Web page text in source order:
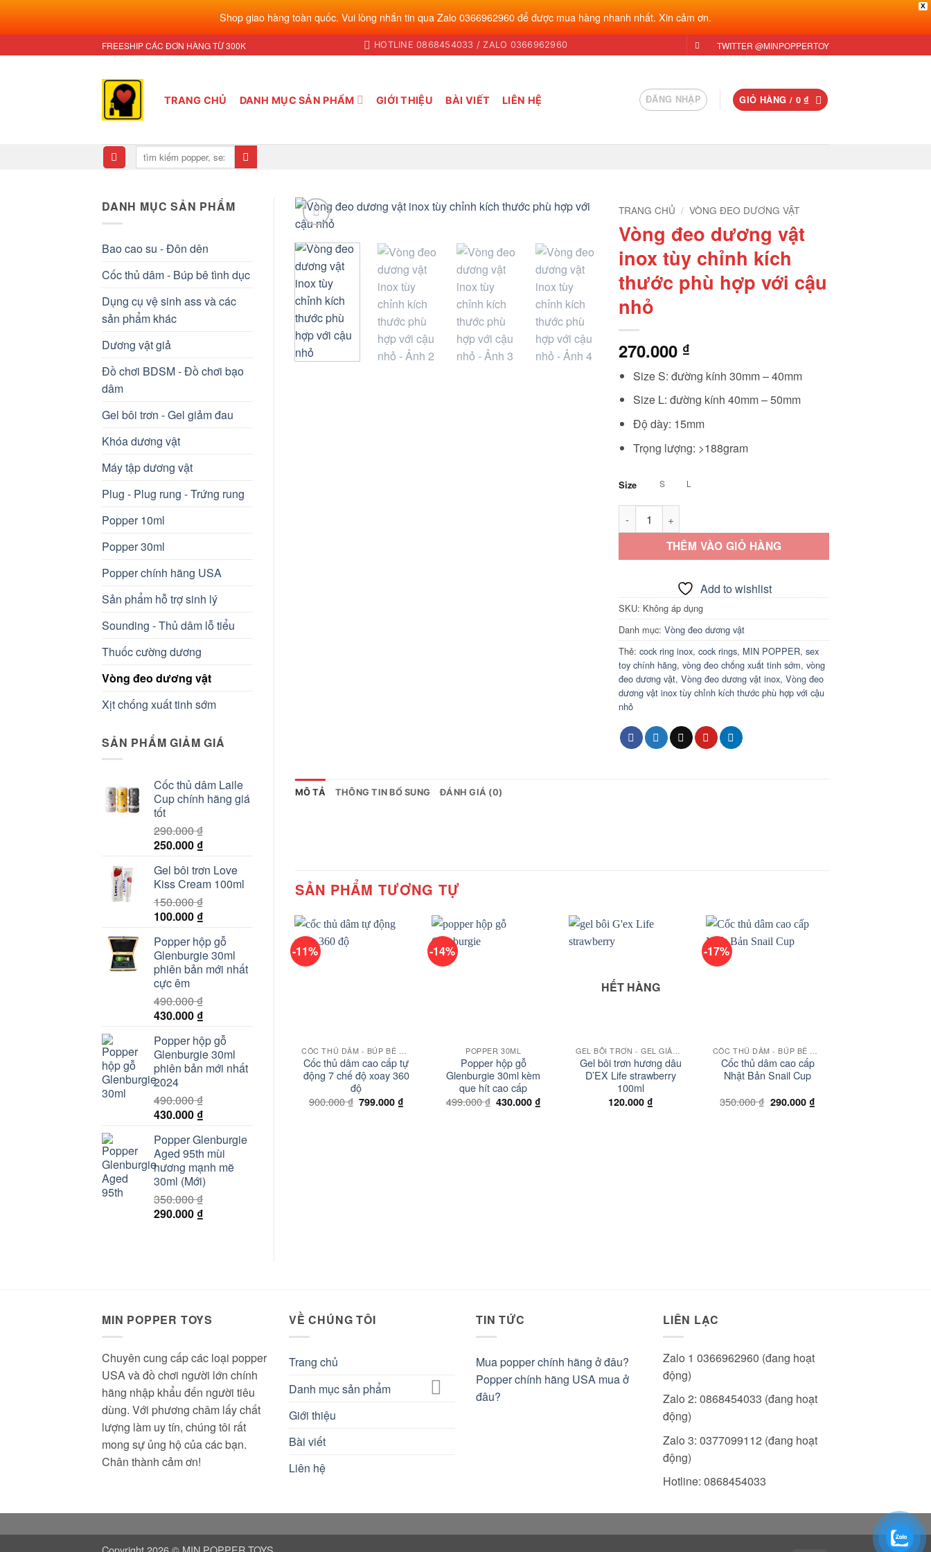
X
Shop giao hàng toàn quốc. Vui lòng nhắn tin qua Zalo 0366962960 để được mua hàng nhanh nhất. Xin cảm ơn.
qua
FREESHIP CÁC ĐƠN HÀNG TỪ 300K HOTLINE 0868454033 / ZALO 0366962960 TWITTER @MINPOPPERTOY
TRANG CHỦ DANH MỤC SẢN PHẨM GIỚI THIỆU BÀI VIẾT LIÊN HỆ ĐĂNG NHẬP GIỎ HÀNG / 0₫
Tìm
kiếm:
DANH MỤC SẢN PHẨM
Bao cao su - Đôn dên
Cốc thủ dâm - Búp bê tình dục
Dụng cụ vệ sinh ass và các
sản phẩm khác
Dương vật giả
Đồ chơi BDSM - Đồ chơi bạo
dâm
Gel bôi trơn - Gel giảm đau
Khóa dương vật
Máy tập dương vật
Plug - Plug rung - Trứng rung
Popper 10ml
Popper 30ml
Popper chính hãng USA
Sản phẩm hỗ trợ sinh lý
Sounding - Thủ dâm lỗ tiểu
Thuốc cường dương
Vòng đeo dương vật
Xịt chống xuất tinh sớm
SẢN PHẨM GIẢM GIÁ
Cốc thủ dâm Laile
Cup chính hãng giá
tốt
290.000₫
Giá
là:
290.000 ₫.
250.000 ₫
tại
là:
Gel bôi trơn Love
Kiss Cream 100ml
150.000₫
Giá
là:
150.000 ₫.
100.000 ₫
tại
là:
100.000 ₫.
Popper hộp gỗ
Glenburgie 30ml
phiên bản mới nhất
cực êm
490.000₫
Giá
là:
490.000 ₫.
430.000 ₫
tại
là:
430.000 ₫.
Popper hộp gỗ
Glenburgie 30ml
phiên bản mới nhất
2024
490.000₫
Giá
là:
490.000 ₫.
430.000 ₫
tại
là:
430.000 ₫.
Popper Glenburgie
Aged 95th mùi
hương mạnh mẽ
30ml (Mới)
350.000₫
Giá
290.000 ₫
Add to
wishlist
TRANG CHỦ / VÒNG ĐEO DƯƠNG VẬT
Vòng đeo dương vật
inox tùy chỉnh kích
thước phù hợp với cậu
nhỏ
270.000 ₫
Size S: đường kính 30mm – 40mm
Size L: đường kính 40mm – 50mm
Độ dày: 15mm
Trọng lượng: >188gram
Size S L
THÊM VÀO GIỎ HÀNG
Add to wishlist
SKU: Không áp dụng
Danh mục:Vòng đeo dương vật
Thẻ:cock ring inox,cock rings, MIN POPPER,sex
toy chính hãng,vòng đeo chống xuất tinh sớm,vòng
đeo dương vật,Vòng đeo dương vật inox,Vòng đeo
dương vật inox tùy chỉnh kích thước phù hợp với cậu
nhỏ
MÔ TẢ THÔNG TIN BỔ SUNG ĐÁNH GIÁ (0)
SẢN PHẨM TƯƠNG TỰ
-11%
Cốc thủ dâm cao cấp tự
động 7 chế độ xoay 360
độ
900.000₫ Giá
gốc
799.000 ₫
-14%
POPPER 30ML
Popper hộp gỗ
Glenburgie 30ml kèm
que hít cao cấp
499.000₫ Giá
gốc
430.000 ₫Giá
hiện
HẾT HÀNG
Gel bôi trơn hương dâu
D’EX Life strawberry
100ml
120.000 ₫
-17%
Cốc thủ dâm cao cấp
Nhật Bản Snail Cup
350.000₫ Giá
gốc
290.000 ₫Giá
hiện
MIN POPPER TOYS
Chuyên cung cấp các loại popper
USA và đồ chơi người lớn chính
hãng nhập khẩu đến người tiêu
dùng. Với phương châm lấy chất
lượng làm uy tín, chúng tôi rất
mong sự ủng hộ của các bạn.
Chân thành cảm ơn!
VỀ CHÚNG TÔI
Trang chủ
Danh mục sản phẩm
Giới thiệu
Bài viết
Liên hệ
TIN TỨC
Mua popper chính hãng ở đâu?
Popper chính hãng USA mua ở
đâu?
LIÊN LẠC
Zalo 1 0366962960 (đang hoạt
động)
Zalo 2: 0868454033 (đang hoạt
động)
Zalo 3: 0377099112 (đang hoạt
động)
Hotline: 0868454033